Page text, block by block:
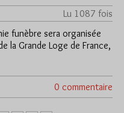
Lu 1087 fois
funèbre sera organisée
la Grande Loge de France,
0 commentaire